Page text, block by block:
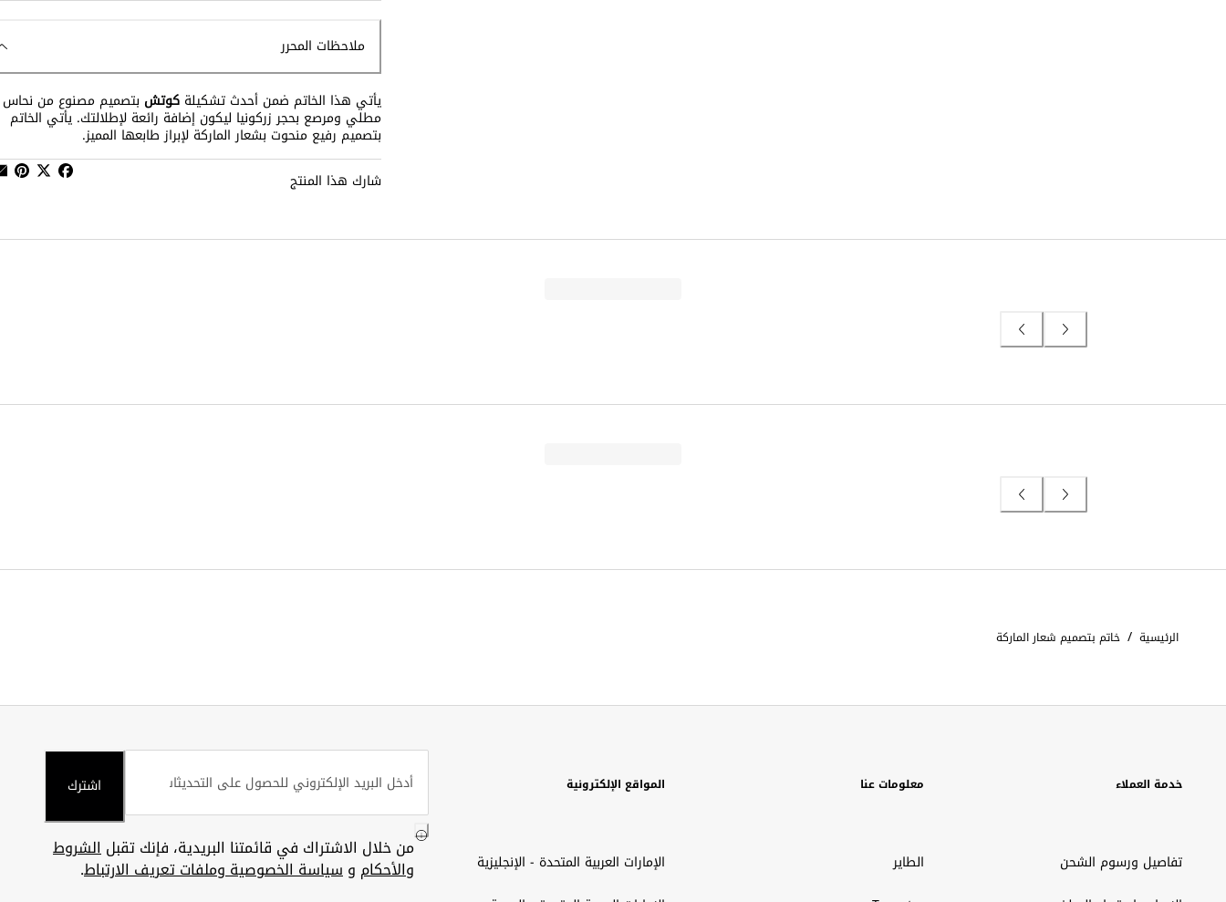
ملاحظات المحرر
يأتي هذا الخاتم ضمن أحدث تشكيلة كوتش بتصميم مصنوع من نحاس
مطلي ومرصع بحجر زركونيا ليكون إضافة رائعة لإطلالتك. يأتي الخاتم
بتصميم رفيع منحوت بشعار الماركة لإبراز طابعها المميز.
شارك هذا المنتج
الرئيسية / خاتم بتصميم شعار الماركة
خدمة العملاء
تفاصيل ورسوم الشحن
معلومات عنا
الطاير
المواقع الإلكترونية
الإمارات العربية المتحدة - الإنجليزية
اشترك
من خلال الاشتراك في قائمتنا البريدية، فإنك تقبلالشروط
والأحكام وسياسة الخصوصية وملفات تعريف الارتباط.